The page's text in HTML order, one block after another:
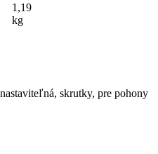
1,19
kg
skrutky, pre pohony